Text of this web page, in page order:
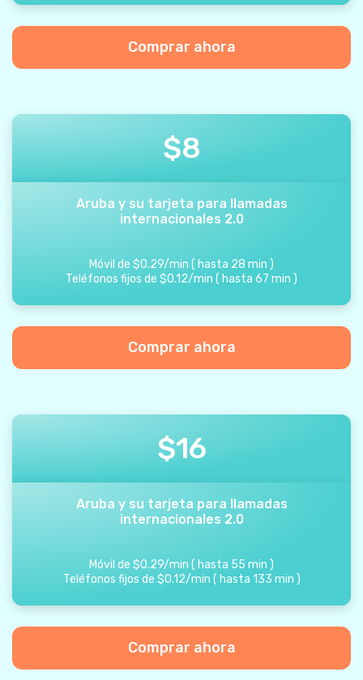
Comprar ahora
$8
Aruba y su tarjeta para llamadas
internacionales 2.0
Móvil de $0.29/min ( hasta 28 min )
Teléfonos fijos de $0.12/min ( hasta 67 min )
Comprar ahora
$16
Aruba y su tarjeta para llamadas
internacionales 2.0
Móvil de $0.29/min ( hasta 55 min )
Teléfonos fijos de $0.12/min ( hasta 133 min )
Comprar ahora